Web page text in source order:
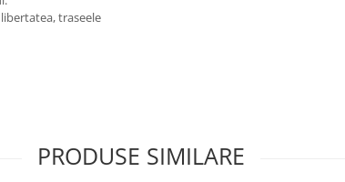
traseele
PRODUSE SIMILARE